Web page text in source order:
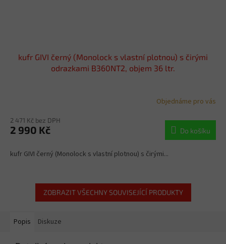
kufr GIVI černý (Monolock s vlastní plotnou) s čirými
odrazkami B360NT2, objem 36 ltr.
Objednáme pro vás
2 471 Kč bez DPH
2 990 Kč Do košíku
kufr GIVI černý (Monolock s vlastní plotnou) s čirými...
ZOBRAZIT VŠECHNY SOUVISEJÍCÍ PRODUKTY
Popis Diskuze